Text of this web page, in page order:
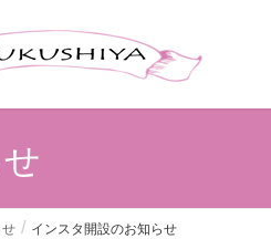
せ インスタ開設のお知らせ